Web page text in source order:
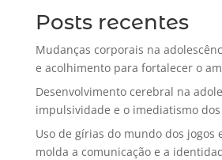
Posts recentes
Mudanças corporais na
e acolhimento para fortalecer o
Desenvolvimento cerebral na
impulsividade e o imediatismo dos
Uso de gírias do mundo dos jogos
molda a comunicação e a